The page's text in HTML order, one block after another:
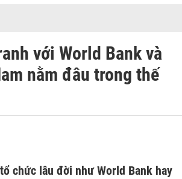
với World Bank và
nằm đâu trong thế
chức lâu đời như World Bank hay